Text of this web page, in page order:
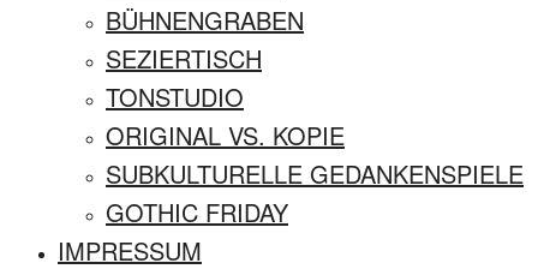
BÜHNENGRABEN
SEZIERTISCH
TONSTUDIO
ORIGINAL VS. KOPIE
SUBKULTURELLE GEDANKENSPIELE
GOTHIC FRIDAY
IMPRESSUM